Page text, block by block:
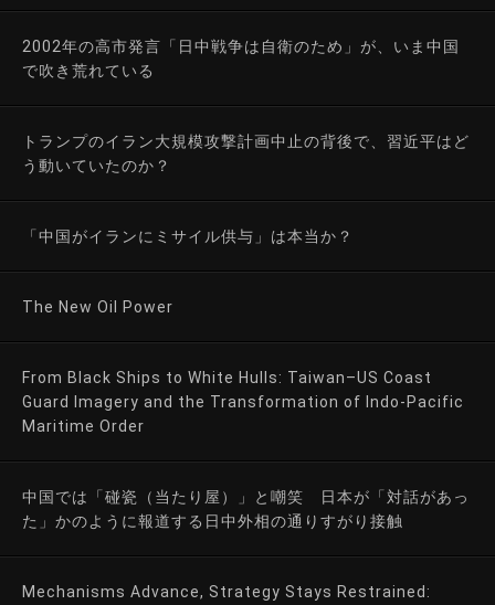
2002年の高市発言「日中戦争は自衛のため」が、いま中国
で吹き荒れている
トランプのイラン大規模攻撃計画中止の背後で、習近平はど
う動いていたのか？
「中国がイランにミサイル供与」は本当か？
The New Oil Power
From Black Ships to White Hulls: Taiwan–US Coast
Guard Imagery and the Transformation of Indo-Pacific
Maritime Order
中国では「碰瓷（当たり屋）」と嘲笑 日本が「対話があっ
た」かのように報道する日中外相の通りすがり接触
Mechanisms Advance, Strategy Stays Restrained: